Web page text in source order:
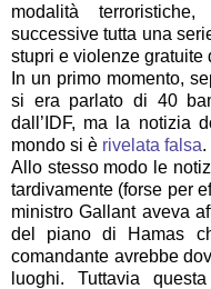
modalità
successive tutta una
stupri e violenze gratuite
In un primo momento,
si era parlato di 40
dall’IDF, ma la notizia
mondo si è rivelata falsa.
Allo stesso modo le
tardivamente (forse per
ministro Gallant aveva
del piano di Hamas
comandante avrebbe
luoghi. Tuttavia